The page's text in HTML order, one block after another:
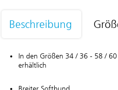
Beschreibung
In den Größen 34 / 36 - 58 /
erhältlich